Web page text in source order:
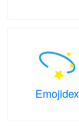
Emojidex